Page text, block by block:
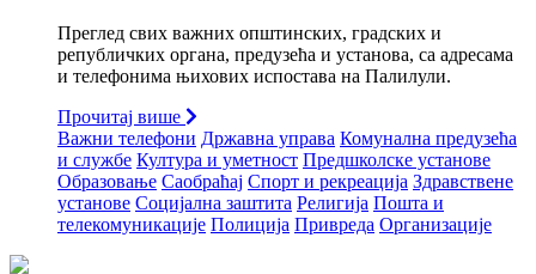
Преглед свих важних општинских, градских и
републичких органа, предузећа и установа, са адресама
и телефонима њихових испостава на Палилули.
Прочитај више
Важни телефони Државна управа Комунална предузећа
и службе Култура и уметност Предшколске установе
Образовање Саобраћај Спорт и рекреација Здравствене
установе Социјална заштита Религија Пошта и
телекомуникације Полиција Привреда Организације